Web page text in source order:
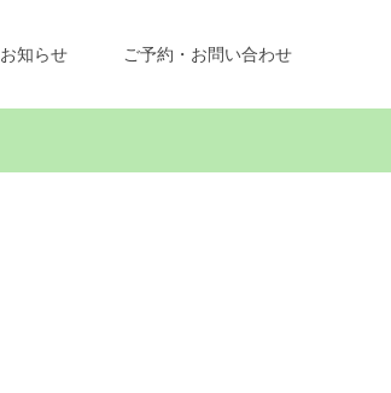
お知らせ ご予約・お問い合わせ